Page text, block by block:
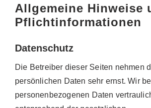
Allgemeine Hinweise
Pflichtinformationen
Datenschutz
Die Betreiber dieser Seiten nehmen
persönlichen Daten sehr ernst. Wir
personenbezogenen Daten